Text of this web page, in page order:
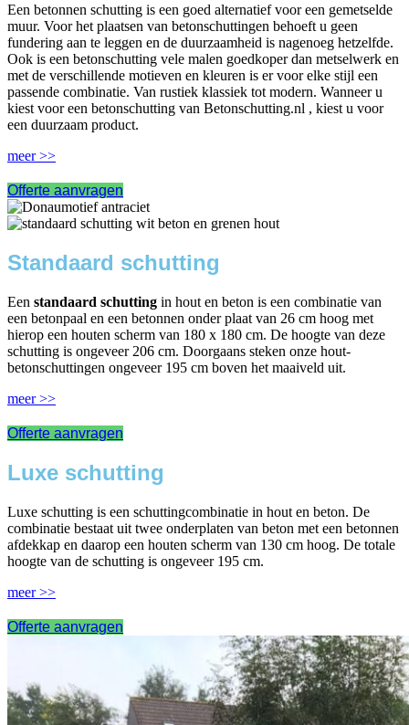
Een betonnen schutting is een goed alternatief voor een gemetselde
muur. Voor het plaatsen van betonschuttingen behoeft u geen
fundering aan te leggen en de duurzaamheid is nagenoeg hetzelfde.
Ook is een betonschutting vele malen goedkoper dan metselwerk en
met de verschillende motieven en kleuren is er voor elke stijl een
passende combinatie. Van rustiek klassiek tot modern. Wanneer u
kiest voor een betonschutting van Betonschutting.nl , kiest u voor
een duurzaam product.
meer >>
Offerte aanvragen
Standaard schutting
Een standaard schutting in hout en beton is een combinatie van
een betonpaal en een betonnen onder plaat van 26 cm hoog met
hierop een houten scherm van 180 x 180 cm. De hoogte van deze
schutting is ongeveer 206 cm. Doorgaans steken onze hout-
betonschuttingen ongeveer 195 cm boven het maaiveld uit.
meer >>
Offerte aanvragen
Luxe schutting
Luxe schutting is een schuttingcombinatie in hout en beton. De
combinatie bestaat uit twee onderplaten van beton met een betonnen
afdekkap en daarop een houten scherm van 130 cm hoog. De totale
hoogte van de schutting is ongeveer 195 cm.
meer >>
Offerte aanvragen